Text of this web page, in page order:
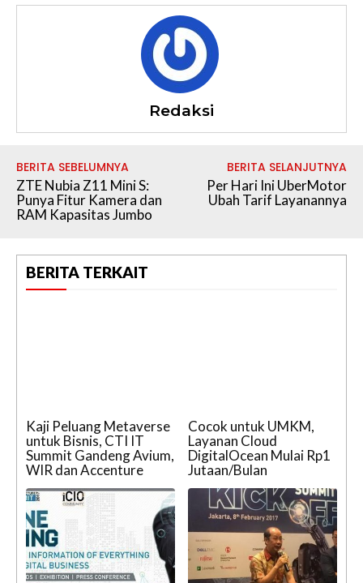
Redaksi
BERITA SEBELUMNYA
ZTE Nubia Z11 Mini S:
Punya Fitur Kamera dan
RAM Kapasitas Jumbo
BERITA SELANJUTNYA
Per Hari Ini UberMotor
Ubah Tarif Layanannya
BERITA TERKAIT
Kaji Peluang Metaverse
untuk Bisnis, CTI IT
Summit Gandeng Avium,
WIR dan Accenture
Cocok untuk UMKM,
Layanan Cloud
DigitalOcean Mulai Rp1
Jutaan/Bulan